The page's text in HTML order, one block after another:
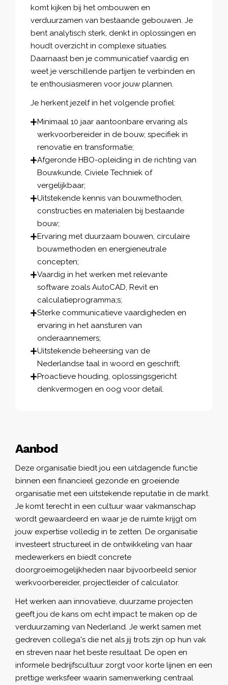
Aanbod
Deze organisatie biedt jou een uitdagende functie
binnen een financieel gezonde en groeiende
organisatie met een uitstekende reputatie in de markt.
Je komt terecht in een cultuur waar vakmanschap
wordt gewaardeerd en waar je de ruimte krijgt om
jouw expertise volledig in te zetten. De organisatie
investeert structureel in de ontwikkeling van haar
medewerkers en biedt concrete
doorgroeimogelijkheden naar bijvoorbeeld senior
werkvoorbereider, projectleider of calculator.
Het werken aan innovatieve, duurzame projecten
geeft jou de kans om echt impact te maken op de
verduurzaming van Nederland. Je werkt samen met
gedreven collega's die net als jij trots zijn op hun vak
en streven naar het beste resultaat. De open en
informele bedrijfscultuur zorgt voor korte lijnen en een
prettige werksfeer waarin samenwerking centraal
komt kijken bij het ombouwen en
verduurzamen van bestaande gebouwen. Je
bent analytisch sterk, denkt in oplossingen en
houdt overzicht in complexe situaties.
Daarnaast ben je communicatief vaardig en
weet je verschillende partijen te verbinden en
te enthousiasmeren voor jouw plannen.
Je herkent jezelf in het volgende profiel:
Minimaal 10 jaar aantoonbare ervaring als
werkvoorbereider in de bouw, specifiek in
renovatie en transformatie;
Afgeronde HBO-opleiding in de richting van
Bouwkunde, Civiele Techniek of
vergelijkbaar;
Uitstekende kennis van bouwmethoden,
constructies en materialen bij bestaande
bouw;
Ervaring met duurzaam bouwen, circulaire
bouwmethoden en energieneutrale
concepten;
Vaardig in het werken met relevante
software zoals AutoCAD, Revit en
calculatieprogramma;s;
Sterke communicatieve vaardigheden en
ervaring in het aansturen van
onderaannemers;
Uitstekende beheersing van de
Nederlandse taal in woord en geschrift;
Proactieve houding, oplossingsgericht
denkvermogen en oog voor detail.